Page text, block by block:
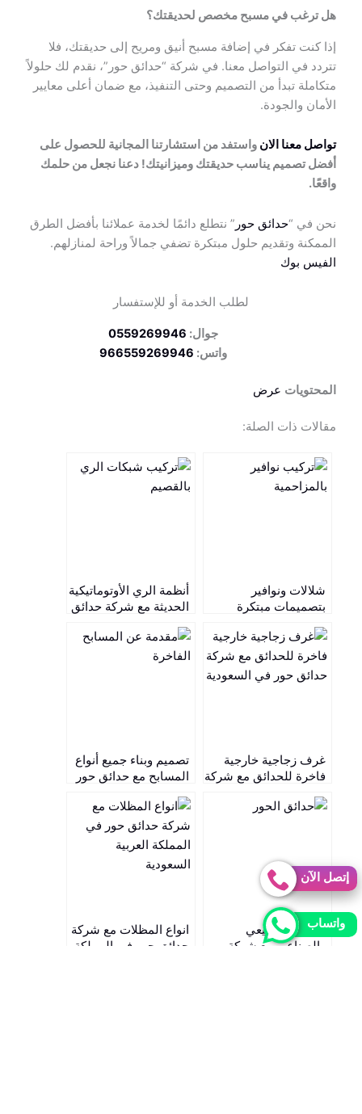
هل ترغب في مسبح مخصص لحديقتك؟
إذا كنت تفكر في إضافة مسبح أنيق ومريح إلى حديقتك، فلا
تتردد في التواصل معنا. في شركة “حدائق حور”، نقدم لك حلولاً
متكاملة تبدأ من التصميم وحتى التنفيذ، مع ضمان أعلى معايير
الأمان والجودة.
تواصل معنا الان واستفد من استشارتنا المجانية للحصول على
أفضل تصميم يناسب حديقتك وميزانيتك! دعنا نجعل من حلمك
واقعًا.
نحن في “حدائق حور ” نتطلع دائمًا لخدمة عملائنا بأفضل الطرق
الممكنة وتقديم حلول مبتكرة تضفي جمالاً وراحة لمنازلهم.
الفيس بوك
لطلب الخدمة أو للإستفسار
جوال: 0559269946
واتس: 966559269946
المحتويات عرض
مقالات ذات الصلة:
شلالات ونوافير
بتصميمات مبتكرة
لحديقتك مع شركة
حدائق حور
أنظمة الري الأوتوماتيكية
الحديثة مع شركة حدائق
غرف زجاجية خارجية
فاخرة للحدائق مع شركة
تصميم وبناء جميع أنواع
المسابح مع حدائق حور
العشب الطبيعي
والصناعي مع شركة
انواع المظلات مع شركة
حدائق حور في المملكة
إتصل الآن
واتساب